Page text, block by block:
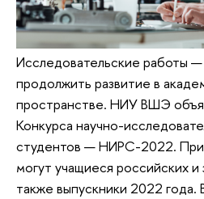
Исследовательские работы
продолжить развитие в
пространстве. НИУ ВШЭ
Конкурса научно-
студентов — НИРС-2022.
могут учащиеся российских и
также выпускники 2022 года.